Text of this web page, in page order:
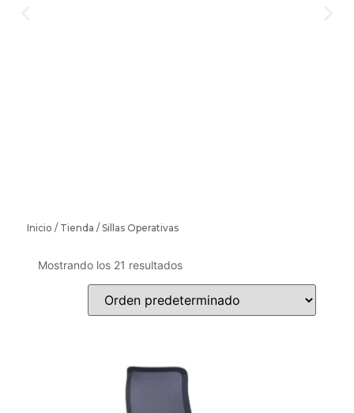
Inicio / Tienda / Sillas Operativas
Mostrando los 21 resultados